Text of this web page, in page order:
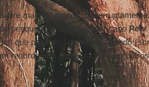
mais ou menos
pesquisa de opinião americanoPew
que passam seu tempo rolando (
recorde, em comparação com